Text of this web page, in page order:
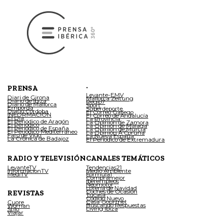
PRENSA
Diari de Girona
Diario de Ibiza
Diario de Mallorca
Empordà
Diario Córdoba
INFORMACIÓN
El Día
El Periódico de Aragón
El Periódico
El Periódico de España
El Periódico Mediterráneo
Faro de Vigo
La Crónica de Badajoz
.
Levante-EMV
Mallorca Zeitung
Regio7
Sport
Superdeporte
El Correo Gallego
El Correo de Andalucía
La Provincia
La Opinión de Zamora
La Opinión de Málaga
La Opinión de Murcia
La Opinión A Coruña
La Nueva España
El Periódico de Extremadura
RADIO Y TELEVISIÓN
LevanteTV
InformacionTV
MediTV
REVISTAS
Cuore
Woman
Stilo
Viajar
CANALES TEMÁTICOS
Tendencias21
Medio Ambiente
Fórmula1
Compramejor
Iberempleos
Neomotor
Lotería de Navidad
Coches de Ocasión
Tucasa
Código Nuevo
Casa Gourmet
Buscando Respuestas
Living Ibiza